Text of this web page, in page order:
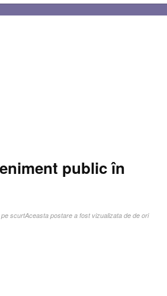
public în
pe scurtAceasta postare a fost vizualizata de de ori